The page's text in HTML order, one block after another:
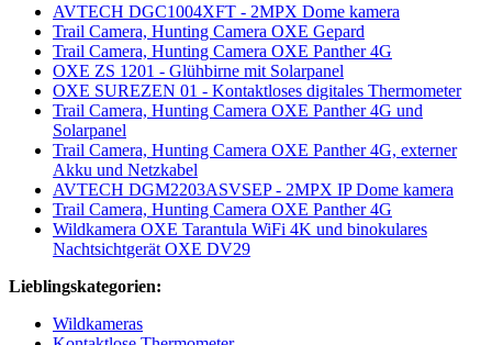
AVTECH DGC1004XFT - 2MPX Dome kamera
Trail Camera, Hunting Camera OXE Gepard
Trail Camera, Hunting Camera OXE Panther 4G
OXE ZS 1201 - Glühbirne mit Solarpanel
OXE SUREZEN 01 - Kontaktloses digitales Thermometer
Trail Camera, Hunting Camera OXE Panther 4G und
Solarpanel
Trail Camera, Hunting Camera OXE Panther 4G, externer
Akku und Netzkabel
AVTECH DGM2203ASVSEP - 2MPX IP Dome kamera
Trail Camera, Hunting Camera OXE Panther 4G
Wildkamera OXE Tarantula WiFi 4K und binokulares
Nachtsichtgerät OXE DV29
Lieblingskategorien:
Wildkameras